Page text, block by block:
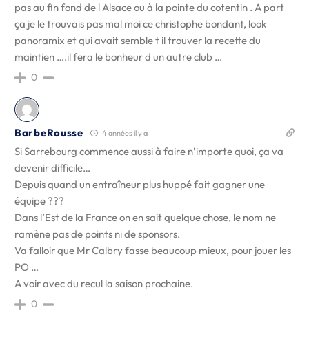
pas au fin fond de l Alsace ou à la pointe du cotentin . A part
ça je le trouvais pas mal moi ce christophe bondant, look
panoramix et qui avait semble t il trouver la recette du
maintien ….il fera le bonheur d un autre club …
0
BarbeRousse 4 années il y a
Si Sarrebourg commence aussi à faire n’importe quoi, ça va
devenir difficile…
Depuis quand un entraîneur plus huppé fait gagner une
équipe ???
Dans l’Est de la France on en sait quelque chose, le nom ne
ramène pas de points ni de sponsors.
Va falloir que Mr Calbry fasse beaucoup mieux, pour jouer les
PO …
A voir avec du recul la saison prochaine.
0